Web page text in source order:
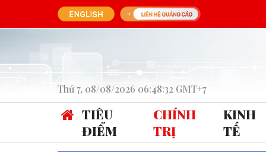
Thứ 7, 08/08/2026 06:48:32 GMT+7
TIÊU
ĐIỂM
CHÍNH
TRỊ
KINH
TẾ